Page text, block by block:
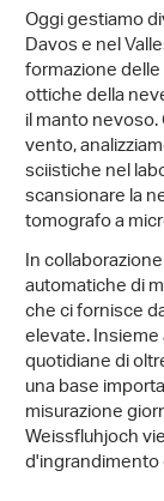
Oggi gestiamo
Davos e nel
formazione
ottiche della
il manto
vento,
sciistiche nel
scansionare la
tomografo a
In
automatiche di
che ci fornisce
elevate.
quotidiane di
una base
misurazione
Weissfluhjoch
d'ingrandimento